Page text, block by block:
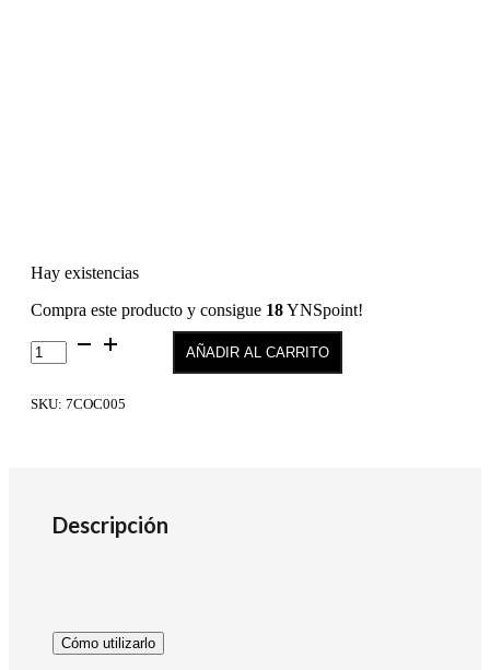
Hay existencias
Compra este producto y consigue 18YNSpoint!
Bold
Color
Color
AÑADIR AL CARRITO
SKU: 7COC005
Descripción
Cómo utilizarlo